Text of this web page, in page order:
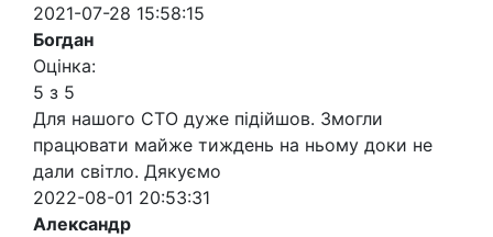
2021-07-28 15:58:15
Богдан
Оцінка:
5 з 5
Для нашого СТО дуже підійшов. Змогли
працювати майже тиждень на ньому доки не
дали світло. Дякуємо
2022-08-01 20:53:31
Александр